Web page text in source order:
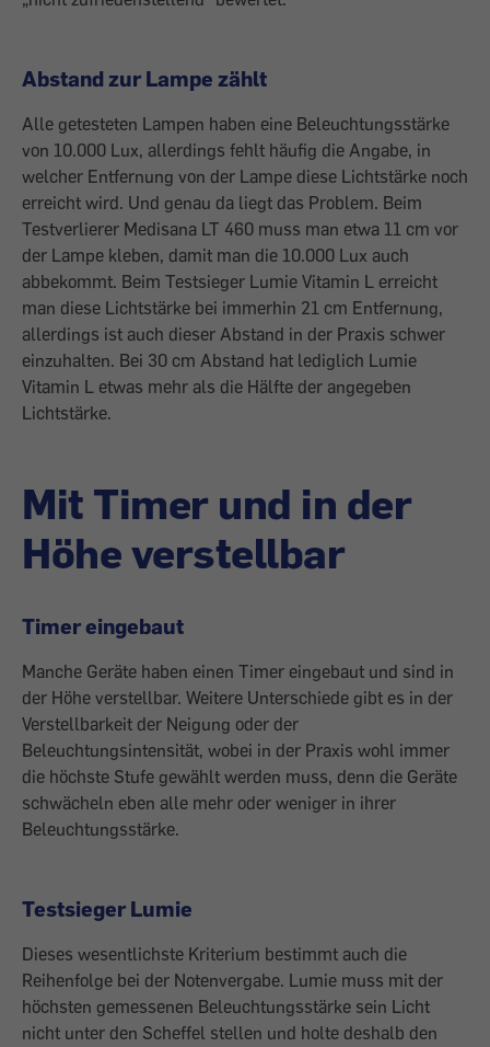
Abstand zur Lampe zählt
Alle getesteten Lampen haben eine Beleuchtungsstärke
von 10.000 Lux, allerdings fehlt häufig die Angabe, in
welcher Entfernung von der Lampe diese Lichtstärke noch
erreicht wird. Und genau da liegt das Problem. Beim
Testverlierer Medisana LT 460 muss man etwa 11 cm vor
der Lampe kleben, damit man die 10.000 Lux auch
abbekommt. Beim Testsieger Lumie Vitamin L erreicht
man diese Lichtstärke bei immerhin 21 cm Entfernung,
allerdings ist auch dieser Abstand in der Praxis schwer
einzuhalten. Bei 30 cm Abstand hat lediglich Lumie
Vitamin L etwas mehr als die Hälfte der angegeben
Lichtstärke.
Mit Timer und in der
Höhe verstellbar
Timer eingebaut
Manche Geräte haben einen Timer eingebaut und sind in
der Höhe verstellbar. Weitere Unterschiede gibt es in der
Verstellbarkeit der Neigung oder der
Beleuchtungsintensität, wobei in der Praxis wohl immer
die höchste Stufe gewählt werden muss, denn die Geräte
schwächeln eben alle mehr oder weniger in ihrer
Beleuchtungsstärke.
Testsieger Lumie
Dieses wesentlichste Kriterium bestimmt auch die
Reihenfolge bei der Notenvergabe. Lumie muss mit der
höchsten gemessenen Beleuchtungsstärke sein Licht
nicht unter den Scheffel stellen und holte deshalb den